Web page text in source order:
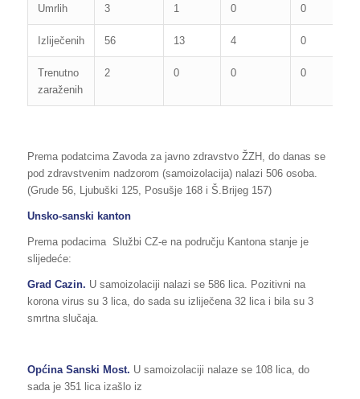
Umrlih 3 1 0 0
Izliječenih 56 13 4 0
Trenutno
zaraženih
2 0 0 0
Prema podatcima Zavoda za javno zdravstvo ŽZH, do danas se
pod zdravstvenim nadzorom (samoizolacija) nalazi 506 osoba.
(Grude 56, Ljubuški 125, Posušje 168 i Š.Brijeg 157)
Unsko-sanski kanton
Prema podacima Službi CZ-e na području Kantona stanje je
slijedeće:
Grad Cazin. U samoizolaciji nalazi se 586 lica. Pozitivni na
korona virus su 3 lica, do sada su izliječena 32 lica i bila su 3
smrtna slučaja.
Općina Sanski Most. U samoizolaciji nalaze se 108 lica, do
sada je 351 lica izašlo iz